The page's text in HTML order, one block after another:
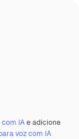
IAe adicione
voz com IA